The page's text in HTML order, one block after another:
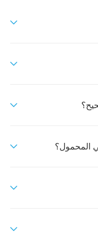
المحمول؟